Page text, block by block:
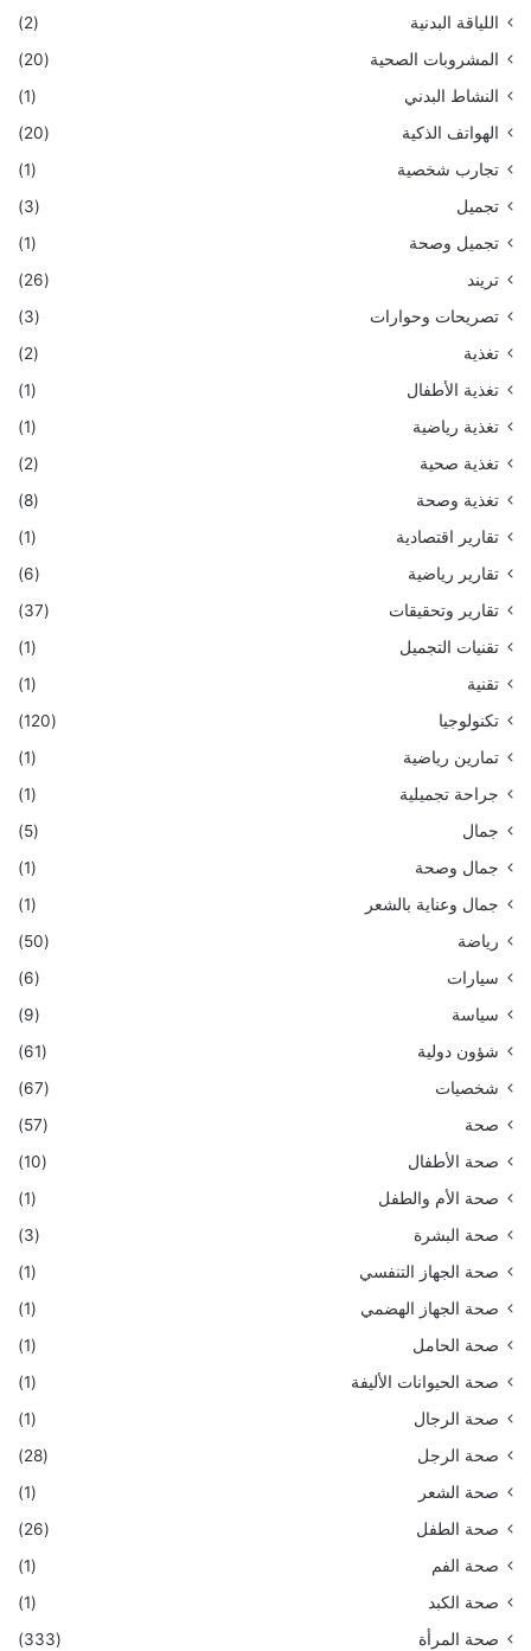
اللياقة البدنية
(2)
المشروبات الصحية
(20)
النشاط البدني
(1)
الهواتف الذكية
(20)
تجارب شخصية
(1)
تجميل
(3)
تجميل وصحة
(1)
تريند
(26)
تصريحات وحوارات
(3)
تغذية
(2)
تغذية الأطفال
(1)
تغذية رياضية
(1)
تغذية صحية
(2)
تغذية وصحة
(8)
تقارير اقتصادية
(1)
تقارير رياضية
(6)
تقارير وتحقيقات
(37)
تقنيات التجميل
(1)
تقنية
(1)
تكنولوجيا
(120)
تمارين رياضية
(1)
جراحة تجميلية
(1)
جمال
(5)
جمال وصحة
(1)
جمال وعناية بالشعر
(1)
رياضة
(50)
سيارات
(6)
سياسة
(9)
شؤون دولية
(61)
شخصيات
(67)
صحة
(57)
صحة الأطفال
(10)
صحة الأم والطفل
(1)
صحة البشرة
(3)
صحة الجهاز التنفسي
(1)
صحة الجهاز الهضمي
(1)
صحة الحامل
(1)
صحة الحيوانات الأليفة
(1)
صحة الرجال
(1)
صحة الرجل
(28)
صحة الشعر
(1)
صحة الطفل
(26)
صحة الفم
(1)
صحة الكبد
(1)
صحة المرأة
(333)